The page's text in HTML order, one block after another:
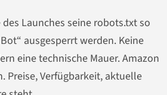
Launches seine robots.txt so
ausgesperrt werden. Keine
eine technische Mauer. Amazon
Preise, Verfügbarkeit, aktuelle